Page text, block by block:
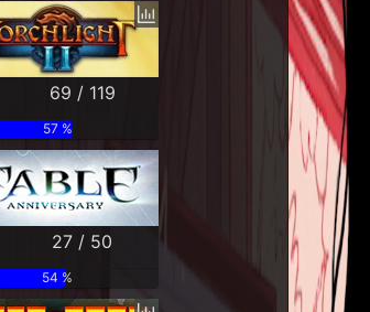
69 / 119
57 %
27 / 50
54 %